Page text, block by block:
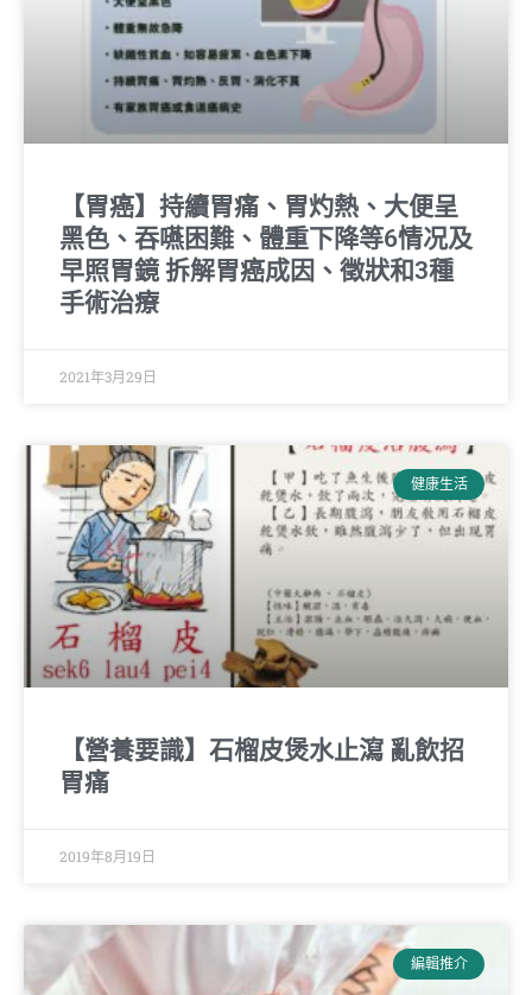
【胃癌】持續胃痛、胃灼熱、大便呈
黑色、吞嚥困難、體重下降等6情况及
早照胃鏡 拆解胃癌成因、徵狀和3種
手術治療
2021年3月29日
健康生活
【營養要識】石榴皮煲水止瀉 亂飲招
胃痛
2019年8月19日
編輯推介